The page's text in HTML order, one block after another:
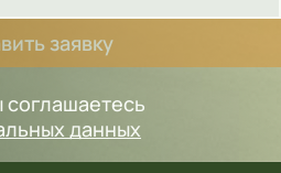
заявку
данных